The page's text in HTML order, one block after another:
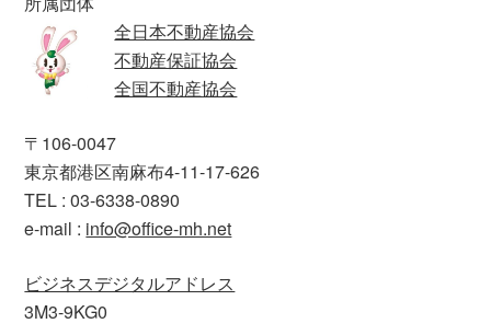
全日本不動産協会
不動産保証協会
全国不動産協会
〒106-0047
東京都港区南麻布4-11-17-626
TEL : 03-6338-0890
e-mail : info@office-mh.net
ビジネスデジタルアドレス
3M3-9KG0